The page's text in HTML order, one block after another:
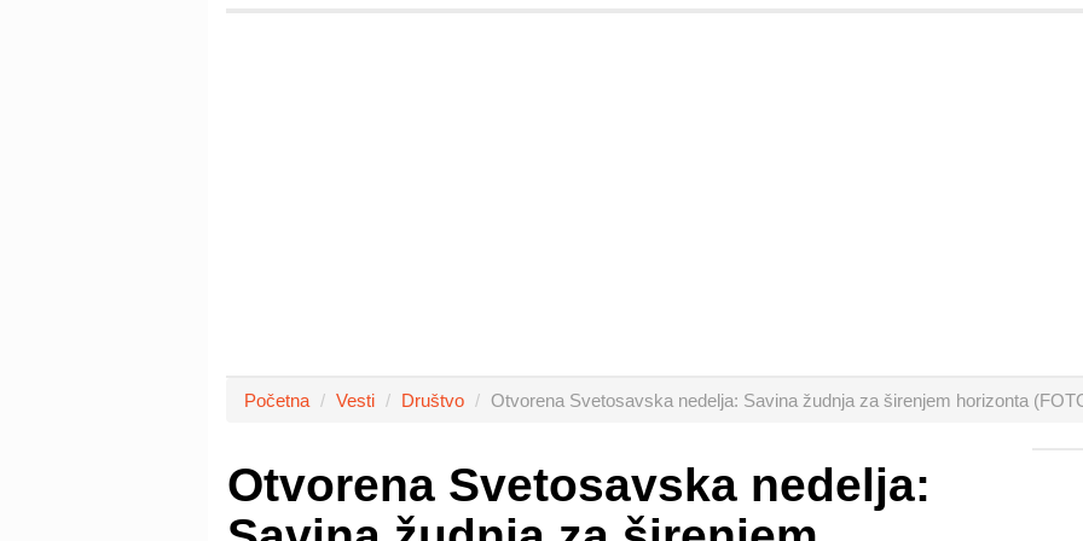
Početna Vesti Društvo Otvorena Svetosavska nedelja: Savina žudnja za širenjem horizonta
Otvorena Svetosavska nedelja: